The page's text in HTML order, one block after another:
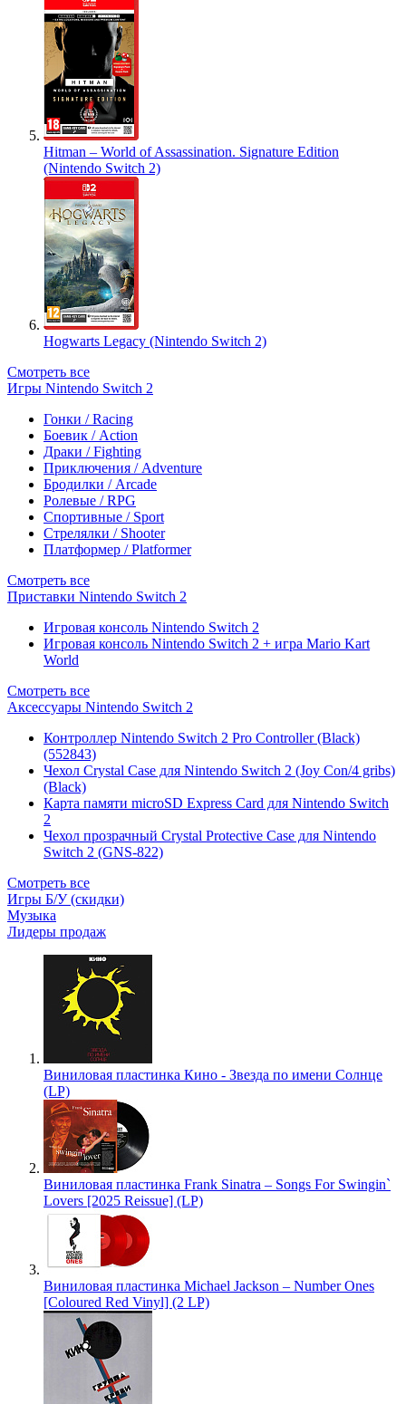
Hitman – World of Assassination. Signature Edition
(Nintendo Switch 2)
Hogwarts Legacy (Nintendo Switch 2)
Смотреть все
Игры Nintendo Switch 2
Гонки / Racing
Боевик / Action
Драки / Fighting
Приключения / Adventure
Бродилки / Arcade
Ролевые / RPG
Спортивные / Sport
Стрелялки / Shooter
Платформер / Platformer
Смотреть все
Приставки Nintendo Switch 2
Игровая консоль Nintendo Switch 2
Игровая консоль Nintendo Switch 2 + игра Mario Kart
World
Смотреть все
Аксессуары Nintendo Switch 2
Контроллер Nintendo Switch 2 Pro Controller (Black)
(552843)
Чехол Сrystal Сase для Nintendo Switch 2 (Joy Con/4 gribs)
(Black)
Карта памяти microSD Express Card для Nintendo Switch
2
Чехол прозрачный Crystal Protective Case для Nintendo
Switch 2 (GNS-822)
Смотреть все
Игры Б/У (скидки)
Музыка
Лидеры продаж
Виниловая пластинка Кино - Звезда по имени Солнце
(LP)
Виниловая пластинка Frank Sinatra – Songs For Swingin`
Lovers [2025 Reissue] (LP)
Виниловая пластинка Michael Jackson – Number Ones
[Coloured Red Vinyl] (2 LP)